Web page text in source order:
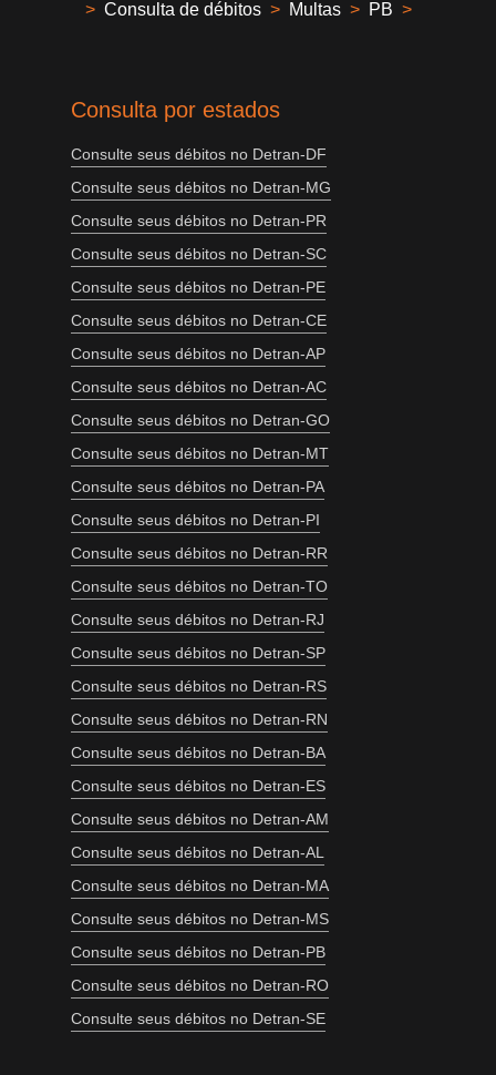
> Consulta de débitos > Multas > PB >
Consulta por estados
Consulte seus débitos no Detran-DF
Consulte seus débitos no Detran-MG
Consulte seus débitos no Detran-PR
Consulte seus débitos no Detran-SC
Consulte seus débitos no Detran-PE
Consulte seus débitos no Detran-CE
Consulte seus débitos no Detran-AP
Consulte seus débitos no Detran-AC
Consulte seus débitos no Detran-GO
Consulte seus débitos no Detran-MT
Consulte seus débitos no Detran-PA
Consulte seus débitos no Detran-PI
Consulte seus débitos no Detran-RR
Consulte seus débitos no Detran-TO
Consulte seus débitos no Detran-RJ
Consulte seus débitos no Detran-SP
Consulte seus débitos no Detran-RS
Consulte seus débitos no Detran-RN
Consulte seus débitos no Detran-BA
Consulte seus débitos no Detran-ES
Consulte seus débitos no Detran-AM
Consulte seus débitos no Detran-AL
Consulte seus débitos no Detran-MA
Consulte seus débitos no Detran-MS
Consulte seus débitos no Detran-PB
Consulte seus débitos no Detran-RO
Consulte seus débitos no Detran-SE